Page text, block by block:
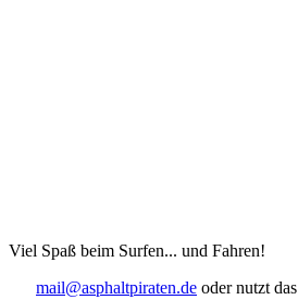
Viel Spaß beim Surfen... und Fahren!
mail@asphaltpiraten.de oder nutzt das